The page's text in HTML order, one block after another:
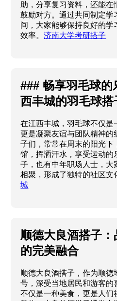
助，分享复习资料，还能在
鼓励对方。通过共同制定学
间，大家能够保持良好的学
效率。济南大学考研搭子
### 畅享羽毛球
西丰城的羽毛球搭
在江西丰城，羽毛球不仅是
更是凝聚友谊与团队精神的
子们，常常在周末的阳光下
馆，挥洒汗水，享受运动的
子，也有中年职场人士，大
相聚，形成了独特的社区文
城
顺德大良酒搭子
的完美融合
顺德大良酒搭子，作为顺德
号，深受当地居民和游客的
不仅是一种美食，更是人们